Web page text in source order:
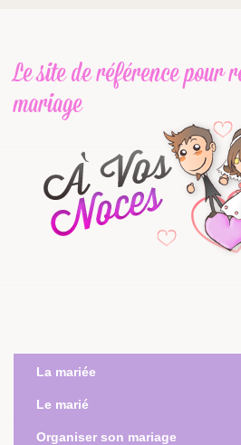
Le site de référencepour
mariage
La mariée
Le marié
Organiser son mariage